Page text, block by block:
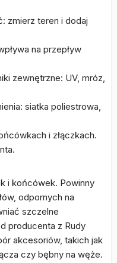
zmierz teren i dodaj
na przepływ
zewnętrzne: UV, mróz,
siatka poliestrowa,
i złączkach.
i końcówek. Powinny
odpornych na
szczelne
producenta z Rudy
akcesoriów, takich jak
czy bębny na węże.